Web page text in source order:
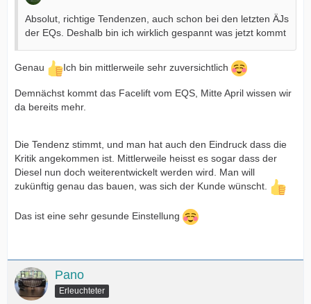
Absolut, richtige Tendenzen, auch schon bei den letzten ÄJs
der EQs. Deshalb bin ich wirklich gespannt was jetzt kommt
Genau Ich bin mittlerweile sehr zuversichtlich
Demnächst kommt das Facelift vom EQS, Mitte April wissen wir
da bereits mehr.
Die Tendenz stimmt, und man hat auch den Eindruck dass die
Kritik angekommen ist. Mittlerweile heisst es sogar dass der
Diesel nun doch weiterentwickelt werden wird. Man will
zukünftig genau das bauen, was sich der Kunde wünscht.
Das ist eine sehr gesunde Einstellung
Pano
Erleuchteter